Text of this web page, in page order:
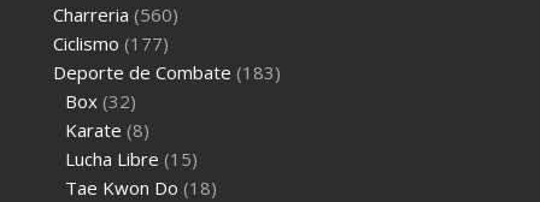
Charreria (560)
Ciclismo (177)
Deporte de Combate (183)
Box (32)
Karate (8)
Lucha Libre (15)
Tae Kwon Do (18)